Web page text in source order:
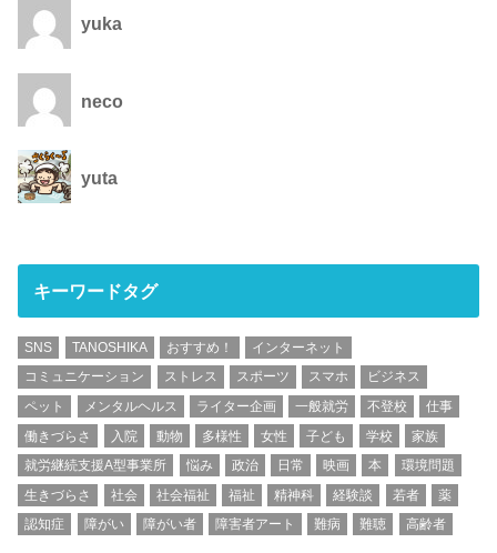
yuka
neco
yuta
キーワードタグ
SNS TANOSHIKA おすすめ！
インターネット
コミュニケーション
ストレス スポーツ スマホ
ビジネス
ペット
メンタルヘルス ライター企画 一般就労 不登校
仕事
働きづらさ
入院 動物 多様性 女性 子ども 学校
家族
就労継続支援A型事業所
悩み 政治 日常 映画 本
環境問題
生きづらさ
社会 社会福祉 福祉 精神科 経験談 若者
薬
認知症
障がい 障がい者 障害者アート 難病 難聴 高齢者